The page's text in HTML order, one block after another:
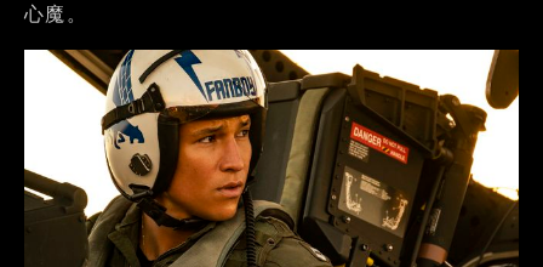
心魔。